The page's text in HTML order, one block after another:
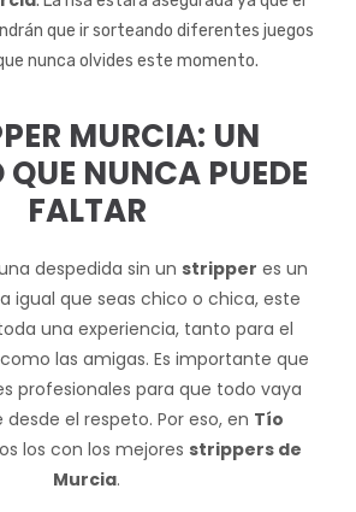
que ir sorteando diferentes juegos
nunca olvides este momento.
MURCIA: UN
NUNCA PUEDE
FALTAR
despedida sin un stripper es un
igual que seas chico o chica, este
una experiencia, tanto para el
las amigas. Es importante que
profesionales para que todo vaya
desde el respeto. Por eso, en Tío
los con los mejores strippers de
Murcia.